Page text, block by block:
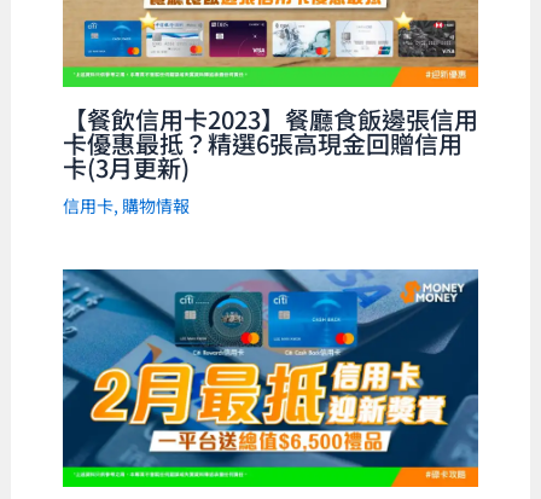
【餐飲信用卡2023】餐廳食飯邊張信用
卡優惠最抵？精選6張高現金回贈信用
卡(3月更新)
信用卡, 購物情報